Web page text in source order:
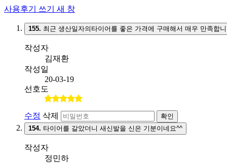
사용후기 쓰기 새 창
155. 최근 생산일자의타이어를 좋은 가격에 구매해서 매우 만족합
작성자
김재환
작성일
20-03-19
선호도
수정 삭제
확인
154. 타이어를 갈았더니 새신발을 신은 기분이네요^^
작성자
정민하